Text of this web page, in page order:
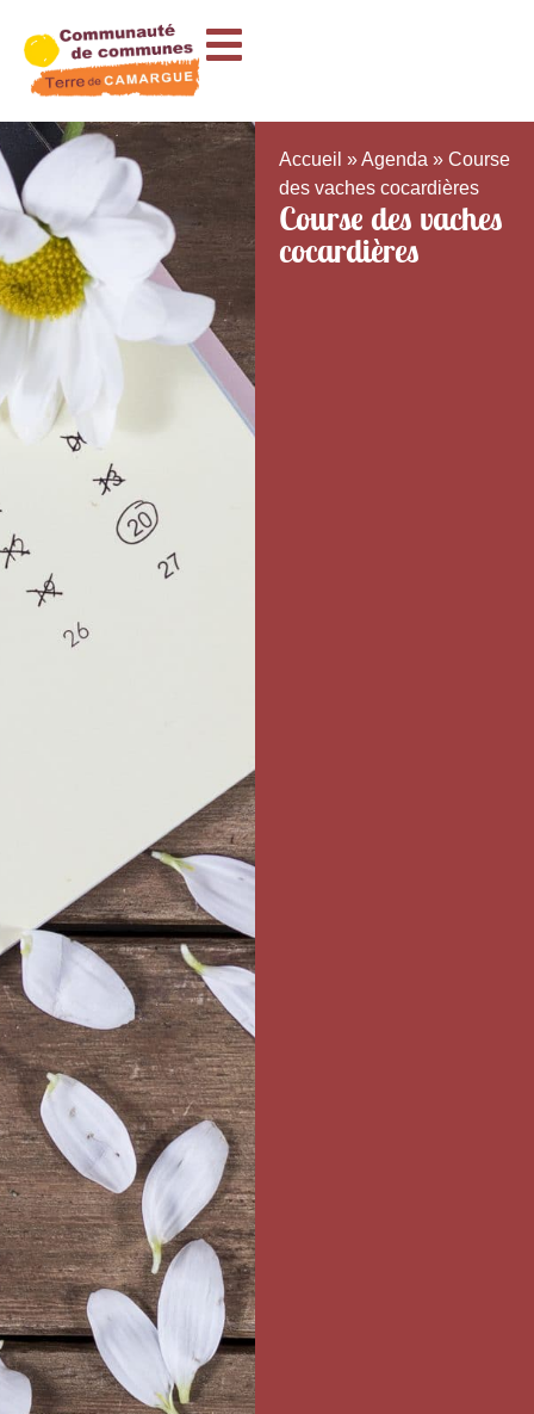
Accueil »Agenda » Course
des vaches cocardières
Course des vaches
cocardières